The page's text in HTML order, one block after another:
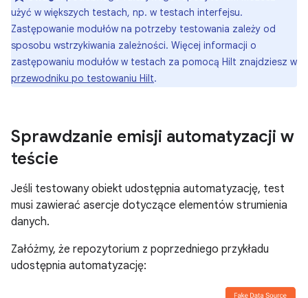
użyć w większych testach, np. w testach interfejsu.
Zastępowanie modułów na potrzeby testowania zależy od
sposobu wstrzykiwania zależności. Więcej informacji o
zastępowaniu modułów w testach za pomocą Hilt znajdziesz w
przewodniku po testowaniu Hilt.
Sprawdzanie emisji automatyzacji w
teście
Jeśli testowany obiekt udostępnia automatyzację, test
musi zawierać asercje dotyczące elementów strumienia
danych.
Załóżmy, że repozytorium z poprzedniego przykładu
udostępnia automatyzację: